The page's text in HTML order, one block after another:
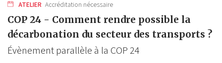
ATELIER Accréditation nécessaire
COP 24 - Comment rendre possible la
décarbonation du secteur des transports ?
Évènement parallèle à la COP 24